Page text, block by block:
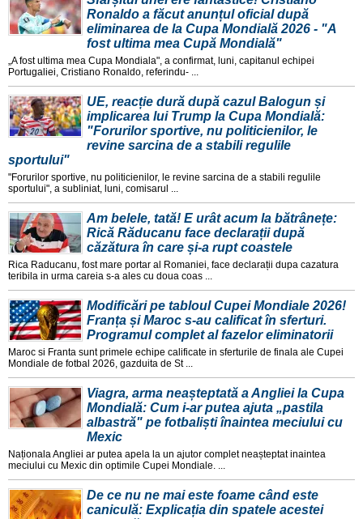
Ronaldo a făcut anunțul oficial după
eliminarea de la Cupa Mondială 2026 - "A
fost ultima mea Cupă Mondială"
„A fost ultima mea Cupa Mondiala", a confirmat, luni, capitanul echipei
Portugaliei, Cristiano Ronaldo, referindu- ...
UE, reacție dură după cazul Balogun și
implicarea lui Trump la Cupa Mondială:
"Forurilor sportive, nu politicienilor, le
revine sarcina de a stabili regulile
sportului"
"Forurilor sportive, nu politicienilor, le revine sarcina de a stabili regulile
sportului", a subliniat, luni, comisarul ...
Am belele, tată! E urât acum la bătrânețe:
Rică Răducanu face declarații după
căzătura în care și-a rupt coastele
Rica Raducanu, fost mare portar al Romaniei, face declarații dupa cazatura
teribila in urma careia s-a ales cu doua coas ...
Modificări pe tabloul Cupei Mondiale 2026!
Franța și Maroc s-au calificat în sferturi.
Programul complet al fazelor eliminatorii
Maroc si Franta sunt primele echipe calificate in sferturile de finala ale Cupei
Mondiale de fotbal 2026, gazduita de St ...
Viagra, arma neașteptată a Angliei la Cupa
Mondială: Cum i-ar putea ajuta „pastila
albastră" pe fotbaliști înaintea meciului cu
Mexic
Naționala Angliei ar putea apela la un ajutor complet neașteptat inaintea
meciului cu Mexic din optimile Cupei Mondiale. ...
De ce nu ne mai este foame când este
caniculă: Explicația din spatele acestei